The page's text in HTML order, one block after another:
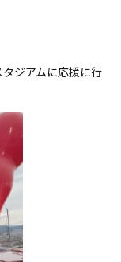
ジアムに応援に行